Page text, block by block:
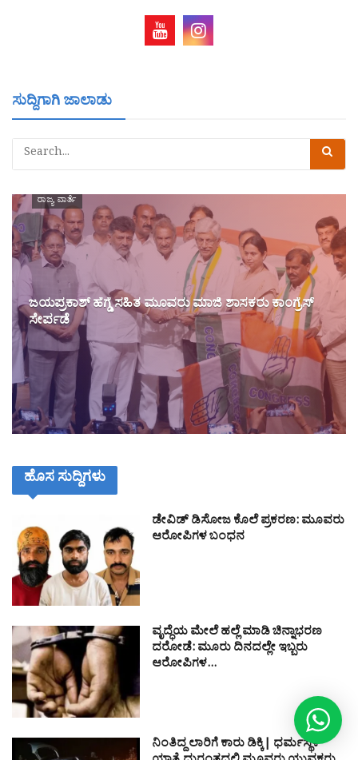
ಸುದ್ದಿಗಾಗಿ ಜಾಲಾಡು
ರಾಜ್ಯ ವಾರ್ತೆ
ಜಯಪ್ರಕಾಶ್‌ ಹೆಗ್ಡೆ ಸಹಿತ ಮೂವರು ಮಾಜಿ ಶಾಸಕರು ಕಾಂಗ್ರೆಸ್‌
ಸೇರ್ಪಡೆ
ಹೊಸ ಸುದ್ದಿಗಳು
ಡೇವಿಡ್ ಡಿಸೋಜ ಕೊಲೆ ಪ್ರಕರಣ: ಮೂವರು
ಆರೋಪಿಗಳ ಬಂಧನ
ವೃದ್ಧೆಯ ಮೇಲೆ ಹಲ್ಲೆ ಮಾಡಿ ಚಿನ್ನಾಭರಣ
ದರೋಡೆ: ಮೂರು ದಿನದಲ್ಲೇ ಇಬ್ಬರು
ಆರೋಪಿಗಳ…
ನಿಂತಿದ್ದ ಲಾರಿಗೆ ಕಾರು ಡಿಕ್ಕಿ| ಧರ್ಮಸ್ಥಳ